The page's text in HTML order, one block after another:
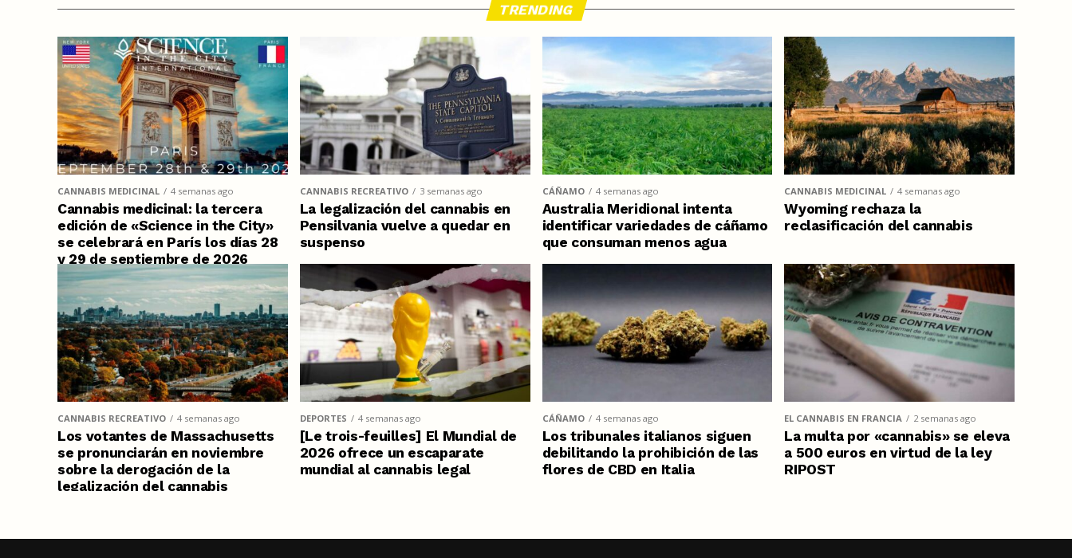
TRENDING
CANNABIS MEDICINAL 4 semanas ago
Cannabis medicinal: la tercera
edición de «Science in the City»
se celebrará en París los días 28
y 29 de septiembre de 2026
CANNABIS RECREATIVO 3 semanas ago
La legalización del cannabis en
Pensilvania vuelve a quedar en
suspenso
CÁÑAMO 4 semanas ago
Australia Meridional intenta
identificar variedades de cáñamo
que consuman menos agua
CANNABIS MEDICINAL 4 semanas ago
Wyoming rechaza la
reclasificación del cannabis
CANNABIS RECREATIVO 4 semanas ago
Los votantes de Massachusetts
se pronunciarán en noviembre
sobre la derogación de la
legalización del cannabis
DEPORTES 4 semanas ago
[Le trois-feuilles] El Mundial de
2026 ofrece un escaparate
mundial al cannabis legal
CÁÑAMO 4 semanas ago
Los tribunales italianos siguen
debilitando la prohibición de las
flores de CBD en Italia
EL CANNABIS EN FRANCIA 2 semanas ago
La multa por «cannabis» se eleva
a 500 euros en virtud de la ley
RIPOST